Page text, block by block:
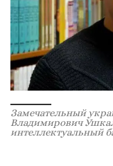
Замечательный
Владимирович
интеллектуальный